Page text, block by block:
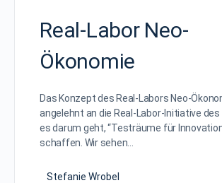
Real-Labor Neo-
Ökonomie
Das Konzept des Real-Labors Neo-
angelehnt an die Real-Labor-Initiative des
es darum geht, “Testräume für
schaffen. Wir sehen…
Stefanie Wrobel